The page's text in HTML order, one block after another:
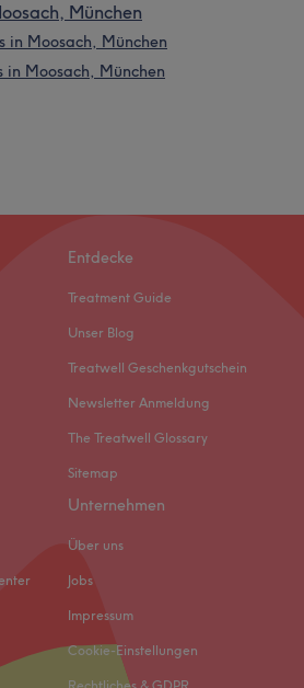
München
in Moosach, München
in Moosach, München
Entdecke
Treatment Guide
Unser Blog
Treatwell Geschenkgutschein
Newsletter Anmeldung
The Treatwell Glossary
Sitemap
Unternehmen
Über uns
Jobs
Impressum
Cookie-Einstellungen